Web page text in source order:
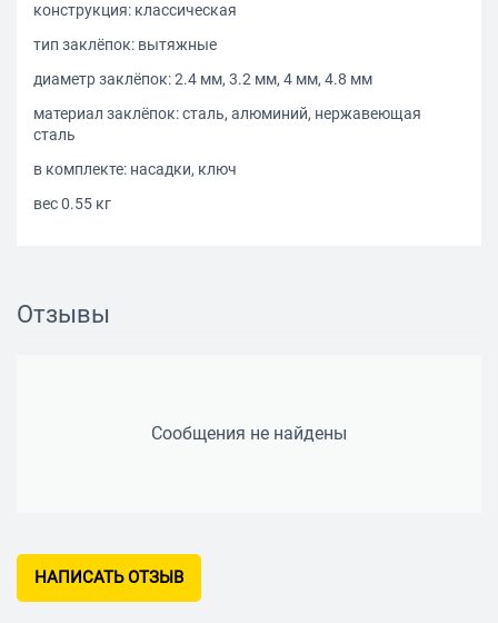
конструкция: классическая
тип заклёпок: вытяжные
диаметр заклёпок: 2.4 мм, 3.2 мм, 4 мм, 4.8 мм
материал заклёпок: сталь, алюминий, нержавеющая
сталь
в комплекте: насадки, ключ
вес 0.55 кг
Отзывы
Сообщения не найдены
НАПИСАТЬ ОТЗЫВ